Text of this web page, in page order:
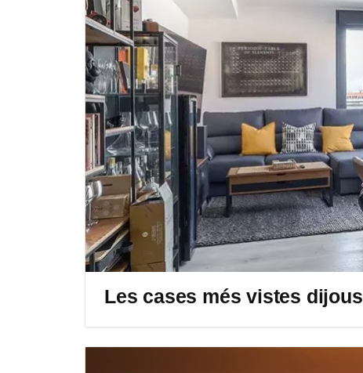
Les cases més vistes dijous